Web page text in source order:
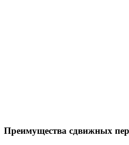
Преимущества сдвижных